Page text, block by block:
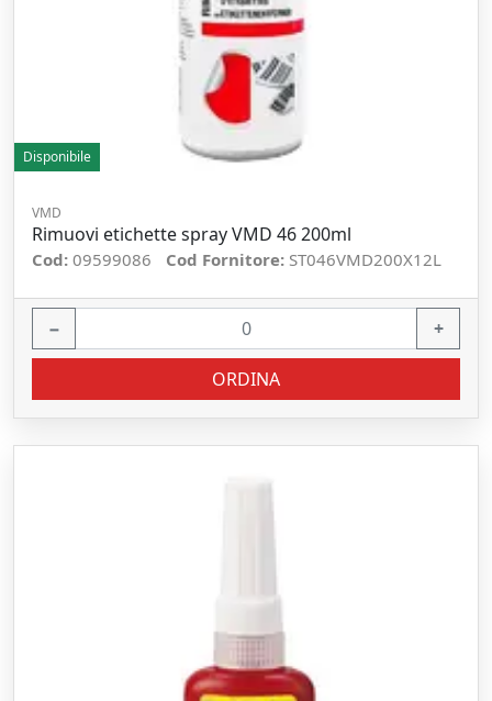
Disponibile
VMD
Rimuovi etichette spray VMD 46 200ml
Cod: 09599086 Cod Fornitore: ST046VMD200X12L
− +
ORDINA